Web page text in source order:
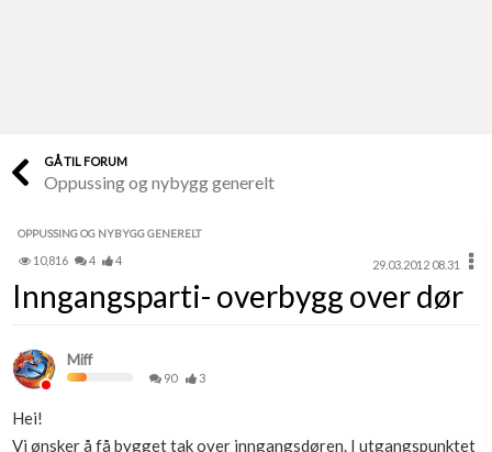
Finn håndverkere
Papirer som mangler
Skaff dokumentasjon som mangler
Kundeservice
Få svar på det du lurer på
Kom i gang med Boligmappa
GÅ TIL FORUM
Oppussing og nybygg generelt
OPPUSSING OG NYBYGG GENERELT
10,816 4 4 29.03.2012 08.31
Inngangsparti- overbygg over dør
Miff
90 3
Hei!
Vi ønsker å få bygget tak over inngangsdøren. I utgangspunktet